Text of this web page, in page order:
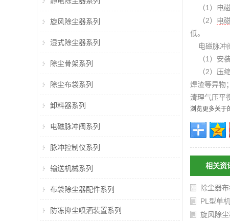
（1） 电
（2） 电
低。
电磁脉冲
（1）安装
（2）压缩
焊渣等异物
清理气压平
浏览更多关于
相关资
除尘器
PL型单
旋风除
旋风除尘器系列
湿式除尘器系列
除尘骨架系列
除尘布袋系列
卸料器系列
电磁脉冲阀系列
脉冲控制仪系列
输送机械系列
布袋除尘器配件系列
防冻抑尘喷洒装置系列